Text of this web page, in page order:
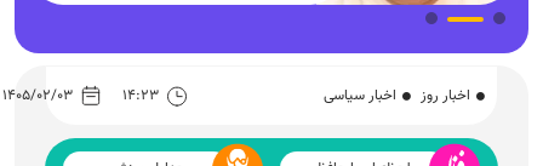
اخبار روز اخبار سیاسی ۱۴:۲۳ ۱۴۰۵/۰۲/۰۳